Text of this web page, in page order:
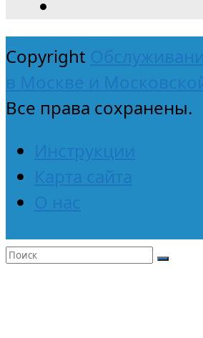
Copyright
в Москве и
Все права сохранены.
Инструкции
Карта сайта
О нас